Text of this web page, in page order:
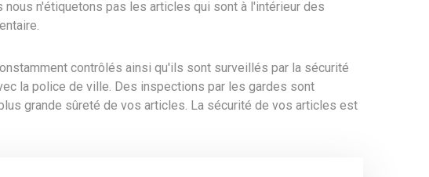
n'étiquetons pas les articles qui sont à l'intérieur des
contrôlés ainsi qu'ils sont surveillés par la sécurité
la police de ville. Des inspections par les gardes sont
grande sûreté de vos articles. La sécurité de vos articles est